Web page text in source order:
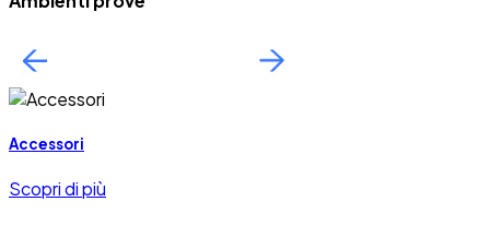
Accessori
Scopri di più